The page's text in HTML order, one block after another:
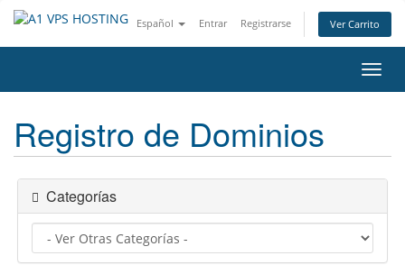
Español Entrar Registrarse Ver Carrito
Registro de Dominios
Categorías